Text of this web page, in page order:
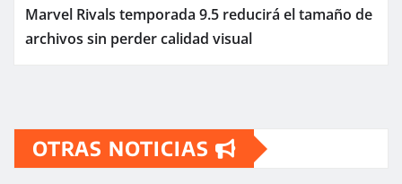
Marvel Rivals temporada 9.5 reducirá el tamaño de
archivos sin perder calidad visual
OTRAS NOTICIAS